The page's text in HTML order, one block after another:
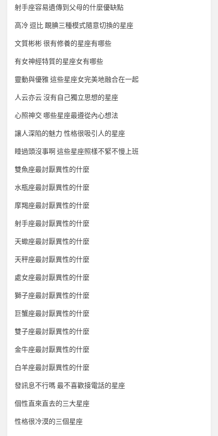
射手座容易遺傳到父母的什麼優缺點
高冷 逗比 靦腆三種模式隨意切換的星座
文質彬彬 很有修養的星座有哪些
有女神經特質的星座女有哪些
靈動與優雅 這些星座女完美地融合在一起
人云亦云 沒有自己獨立思想的星座
心照神交 哪些星座最遵從內心想法
讓人深陷的魅力 性格很吸引人的星座
睡過頭沒事啊 這些星座照樣不緊不慢上班
雙魚座最討厭異性的什麼
水瓶座最討厭異性的什麼
摩羯座最討厭異性的什麼
射手座最討厭異性的什麼
天蠍座最討厭異性的什麼
天秤座最討厭異性的什麼
處女座最討厭異性的什麼
獅子座最討厭異性的什麼
巨蟹座最討厭異性的什麼
雙子座最討厭異性的什麼
金牛座最討厭異性的什麼
白羊座最討厭異性的什麼
發訊息不行嗎 最不喜歡接電話的星座
個性直來直去的三大星座
性格很冷漠的三個星座